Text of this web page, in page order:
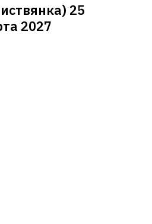
25
2027